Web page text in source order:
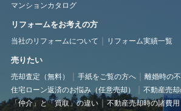
マンションカタログ
リフォームをお考えの方
当社のリフォームについて リフォーム実績一覧
売りたい
売却査定（無料） 手紙をご覧の方へ
離婚時の
住宅ローン返済のお悩み（任意売却）
不動産売
「仲介」と「買取」の違い
不動産売却時の諸費用